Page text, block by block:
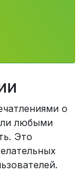
о
любыми
Это